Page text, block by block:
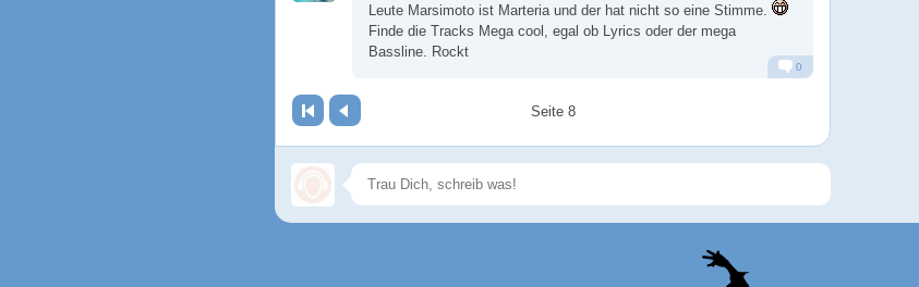
Leute Marsimoto ist Marteria und der hat nicht so eine Stimme.
Finde die Tracks Mega cool, egal ob Lyrics oder der mega
Bassline. Rockt
0
Seite 8
Speichern